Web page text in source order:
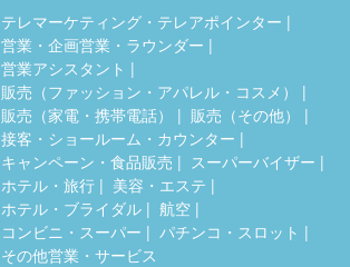
テレマーケティング・テレアポインター
営業・企画営業・ラウンダー
営業アシスタント
販売（ファッション・アパレル・コスメ）
販売（家電・携帯電話）
販売（その他）
接客・ショールーム・カウンター
キャンペーン・食品販売
スーパーバイザー
ホテル・旅行
美容・エステ
ホテル・ブライダル
航空
コンビニ・スーパー
パチンコ・スロット
その他営業・サービス